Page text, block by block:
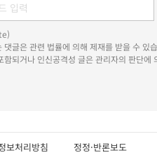
글은 관련 법률에 의해 제재를 받을 수 있
되거나 인신공격성 글은 관리자의 판단에
정보처리방침 정정·반론보도